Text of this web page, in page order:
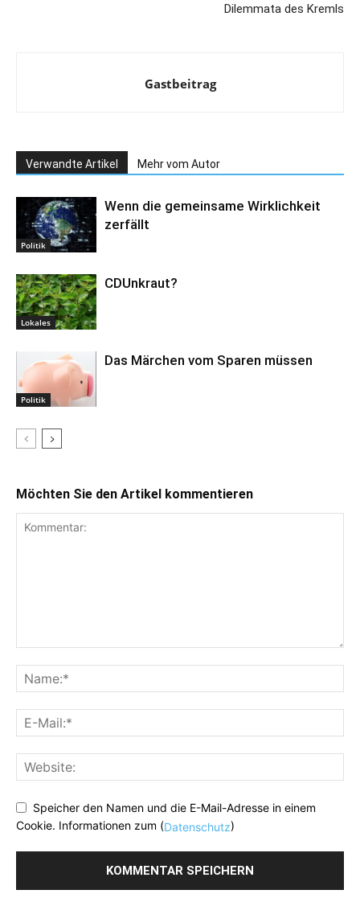
Dilemmata des Kremls
Gastbeitrag
Verwandte Artikel Mehr vom Autor
Politik
Wenn die gemeinsame Wirklichkeit
zerfällt
Lokales
CDUnkraut?
Politik
Das Märchen vom Sparen müssen
Möchten Sie den Artikel kommentieren
Speicher den Namen und die E-Mail-Adresse in einem
Cookie. Informationen zum (Datenschutz)